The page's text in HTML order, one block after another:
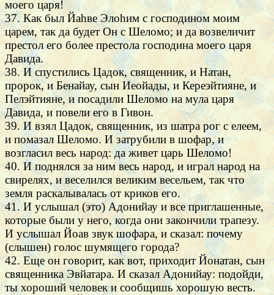
моего царя!
37. Как был Йаhве Элоhим с господином моим
царем, так да будет Он с Шеломо; и да возвеличит
престол его более престола господина моего царя
Давида.
38. И спустились Цадок, священник, и Натан,
пророк, и Бенайау, сын Иеойады, и Кереэйтияне, и
Пелэйтияне, и посадили Шеломо на мула царя
Давида, и повели его в Гивон.
39. И взял Цадок, священник, из шатра рог с елеем,
и помазал Шеломо. И затрубили в шофар, и
возгласил весь народ: да живет царь Шеломо!
40. И поднялся за ним весь народ, и играл народ на
свирелях, и веселился великим весельем, так что
земля раскалывалась от криков его.
41. И услышал (это) Адонийау и все приглашенные,
которые были у него, когда они закончили трапезу.
И услышал Йоав звук шофара, и сказал: почему
(слышен) голос шумящего города?
42. Еще он говорит, как вот, приходит Йонатан, сын
священника Эвйатара. И сказал Адонийау: подойди,
ты хороший человек и сообщишь хорошую весть.